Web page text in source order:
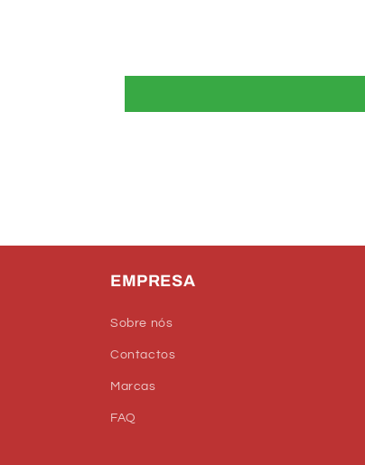
EMPRESA
Sobre nós
Contactos
Marcas
FAQ